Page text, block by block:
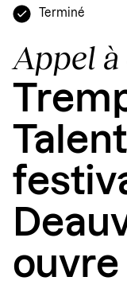
Terminé
Appel
ouvre